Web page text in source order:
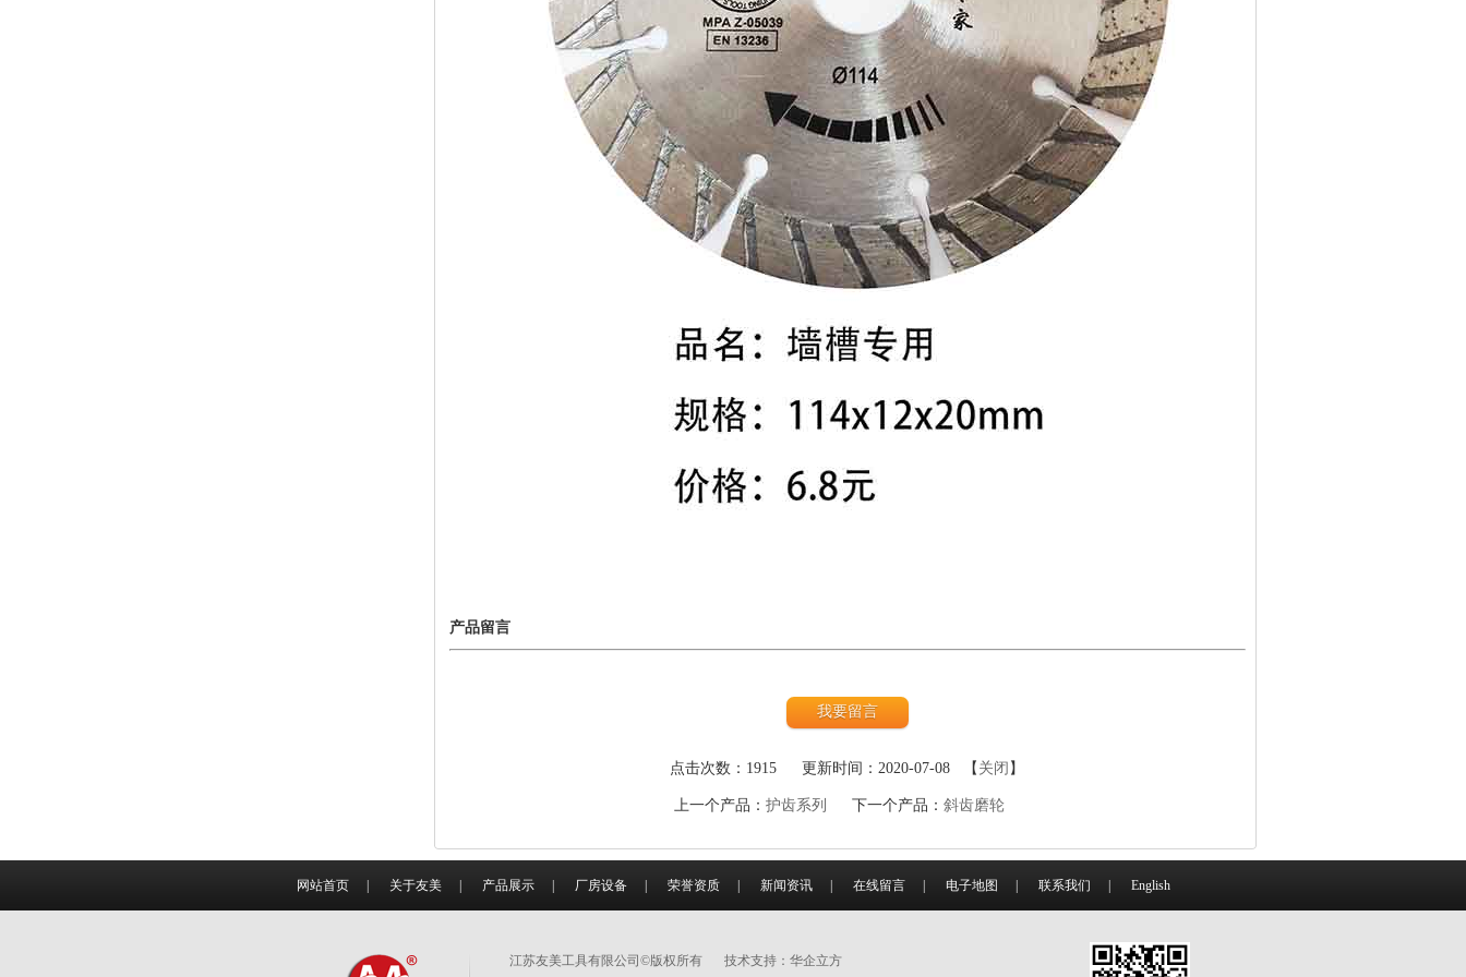
产品留言
点击次数：1915 更新时间：2020-07-08 【 关闭 】
上一个产品： 护齿系列 下一个产品： 斜齿磨轮
网站首页 | 关于友美 | 产品展示 | 厂房设备 | 荣誉资质 | 新闻资讯 | 在线留言 | 电子地图 | 联系我们 | English
江苏友美工具有限公司©版权所有 技术支持： 华企立方